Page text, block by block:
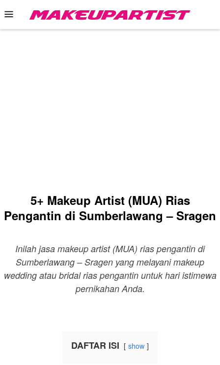
to
content
Mobile
Menu
5+ Makeup Artist (MUA) Rias
Pengantin di Sumberlawang – Sragen
Inilah jasa makeup artist (MUA) rias pengantin di
Sumberlawang – Sragen yang melayani makeup
wedding atau bridal rias pengantin untuk hari istimewa
pernikahan Anda.
DAFTAR ISI show